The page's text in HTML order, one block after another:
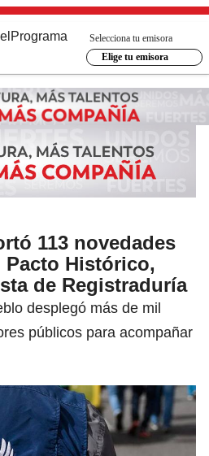
Programa
Selecciona tu emisora
Elige tu emisora
113 novedades
Histórico,
de Registraduría
desplegó más de mil
públicos para acompañar